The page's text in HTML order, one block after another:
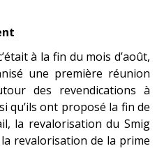
à la fin du mois d’août,
une première réunion
des revendications à
qu’ils ont proposé la fin de
la revalorisation du Smig
la revalorisation de la prime